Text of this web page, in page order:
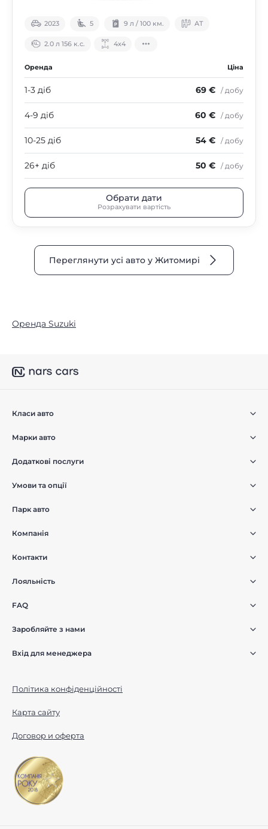
2023 5 9 л / 100 км. АТ
2.0 л 156 к.с. 4х4
Оренда Ціна
1-3 діб 69 € / добу
4-9 діб 60 € / добу
10-25 діб 54 € / добу
26+ діб 50 € / добу
Обрати дати
Розрахувати вартість
Переглянути усі авто у Житомирі
Оренда Suzuki
Класи авто
Марки авто
Додаткові послуги
Умови та опції
Парк авто
Компанія
Контакти
Лояльність
FAQ
Заробляйте з нами
Вхід для менеджера
Політика конфіденційності
Карта сайту
Договор и оферта